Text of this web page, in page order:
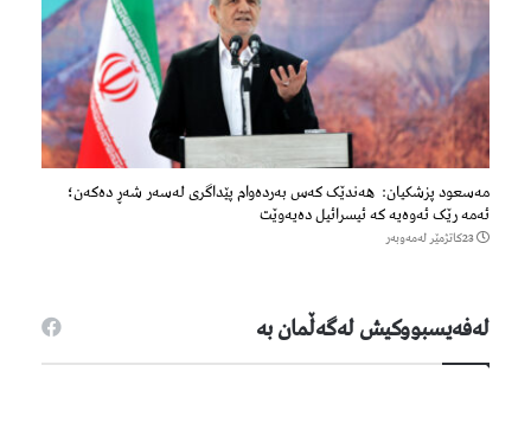
مەسعود پزشكیان: هەندێک کەس بەردەوام پێداگری لەسەر شەڕ دەكەن؛
ئەمە رێک ئەوەیە کە ئیسرائیل دەیەوێت
23كاتژمێر لەمەوبەر
لەفەیسبووكیش لەگەڵمان بە